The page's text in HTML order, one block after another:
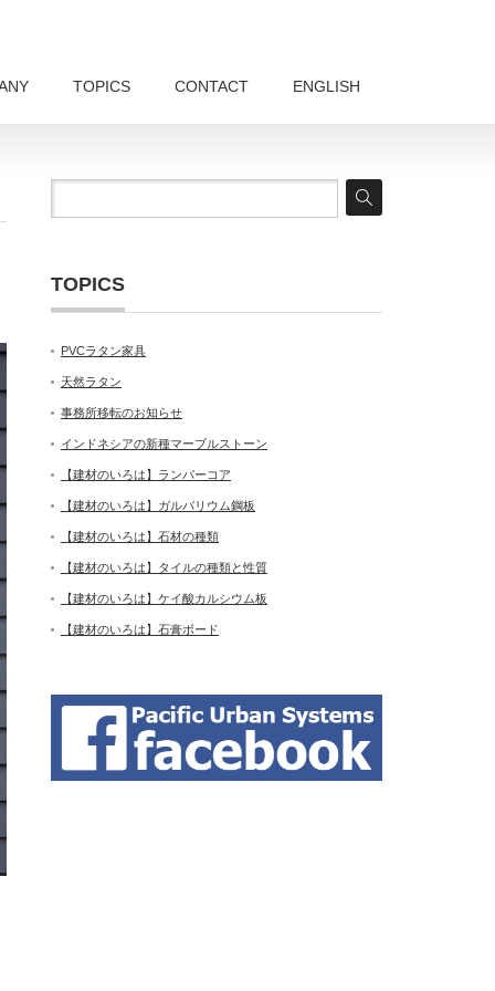
TOPICS CONTACT ENGLISH
TOPICS
PVCラタン家具
天然ラタン
事務所移転のお知らせ
インドネシアの新種マーブルストーン
【建材のいろは】ランバーコア
【建材のいろは】ガルバリウム鋼板
【建材のいろは】石材の種類
【建材のいろは】タイルの種類と性質
【建材のいろは】ケイ酸カルシウム板
【建材のいろは】石膏ボード